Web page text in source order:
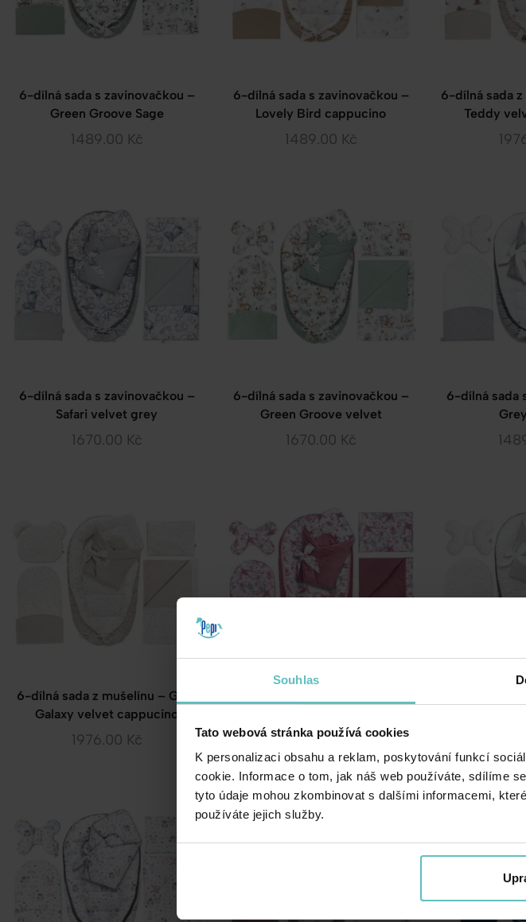
Souhlas
Tato webová stránka používá cookies
K personalizaci obsahu a reklam, poskytování funkcí
cookie. Informace o tom, jak náš web používáte, sdílíme
tyto údaje mohou zkombinovat s dalšími informacemi,
používáte jejich služby.
6-dílná sada s zavinovačkou –
Green Groove Sage
1489.00 Kč
6-dílná sada s zavinovačkou –
Lovely Bird cappucino
1489.00 Kč
6-dílná sada
Teddy
6-dílná sada s zavinovačkou –
Safari velvet grey
1670.00 Kč
6-dílná sada s zavinovačkou –
Green Groove velvet
1670.00 Kč
6-dílná sada
6-dílná sada z mušelínu – Gold
Galaxy velvet cappucino
1976.00 Kč 1670.00Kč